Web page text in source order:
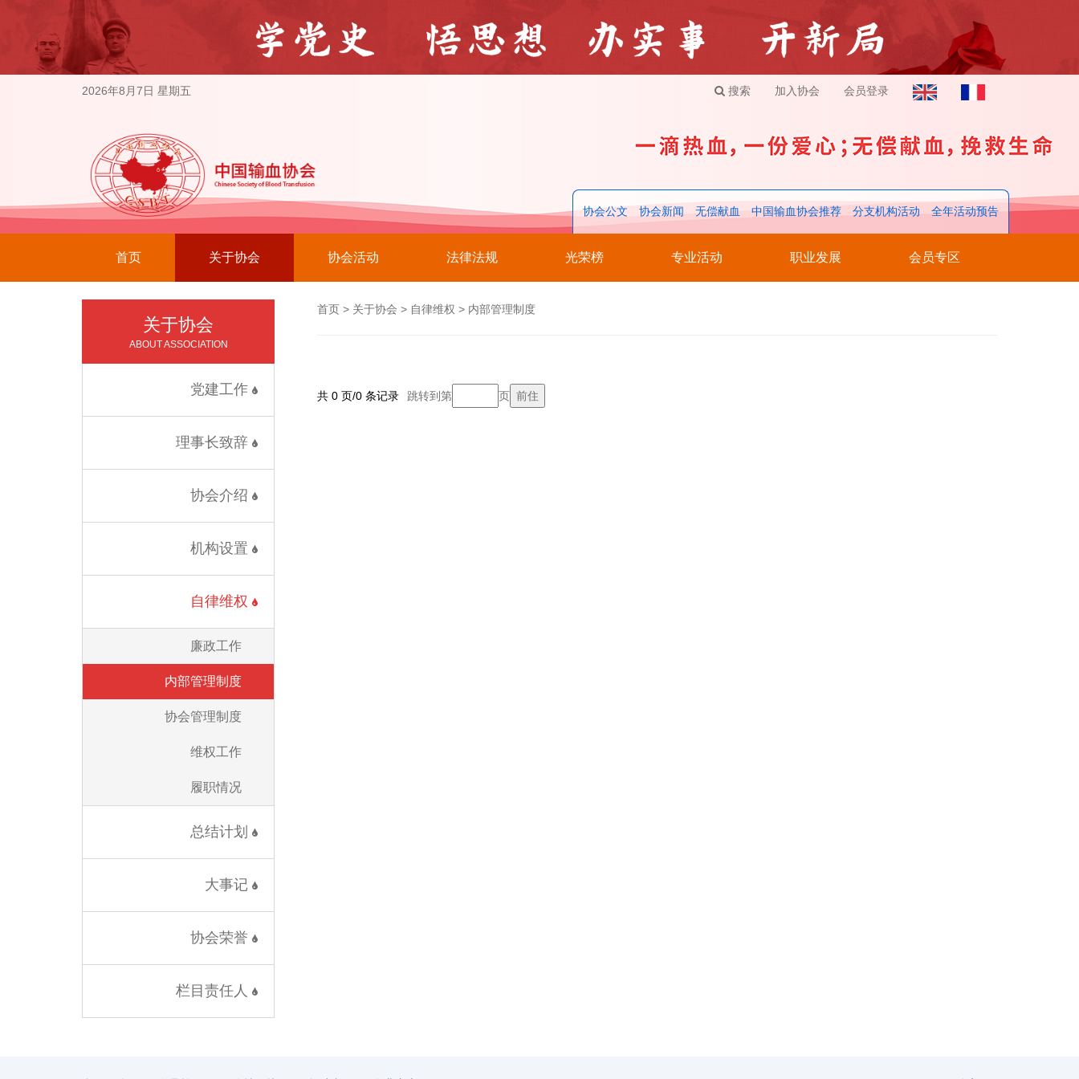
2026年8月7日 星期五 搜索 加入协会 会员登录
协会公文 协会新闻 无偿献血 中国输血协会推荐 分支机构活动 全年活动预告
首页 关于协会 协会活动 法律法规 光荣榜 专业活动 职业发展 会员专区
关于协会
ABOUT ASSOCIATION
党建工作
理事长致辞
协会介绍
机构设置
自律维权
廉政工作
内部管理制度
协会管理制度
维权工作
履职情况
总结计划
大事记
协会荣誉
栏目责任人
首页> 关于协会 > 自律维权 > 内部管理制度
共 0 页/0 条记录 跳转到第 页